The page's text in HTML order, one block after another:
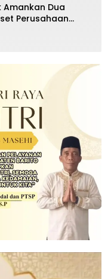
Amankan Dua
Perusahaan
Paket Diduga